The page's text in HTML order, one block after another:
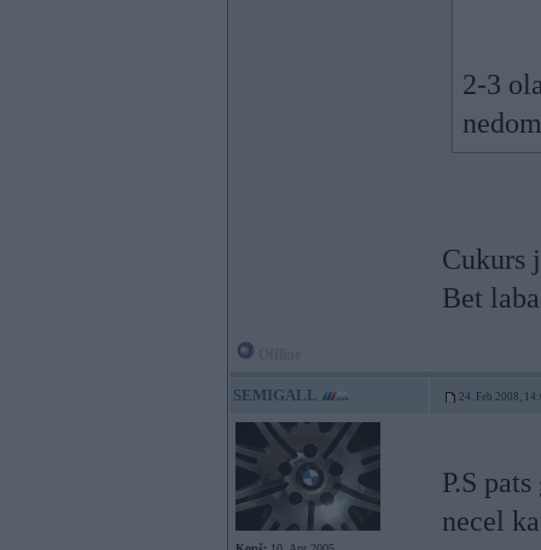
2-3
Cukurs
Bet
SEMIGALL 24. Feb 2008,
P.S
necel